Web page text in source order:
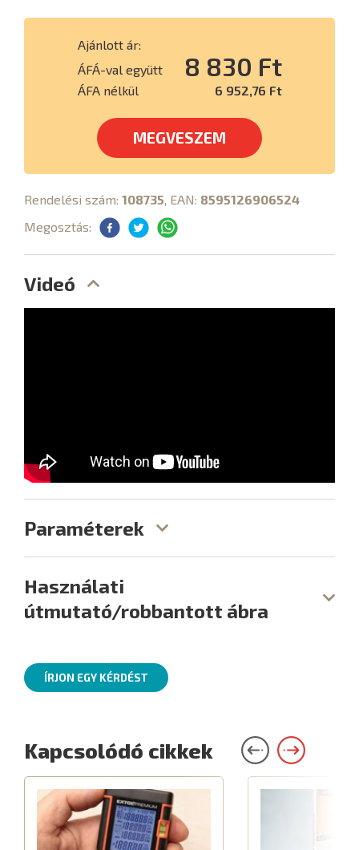
Ajánlott ár:
ÁFÁ-val együtt
8 830 Ft
ÁFA nélkül 6 952,76 Ft
MEGVESZEM
Rendelési szám: 108735, EAN: 8595126906524
Megosztás:
Videó
Paraméterek
Használati
útmutató/robbantott ábra
ÍRJON EGY KÉRDÉST
Kapcsolódó cikkek